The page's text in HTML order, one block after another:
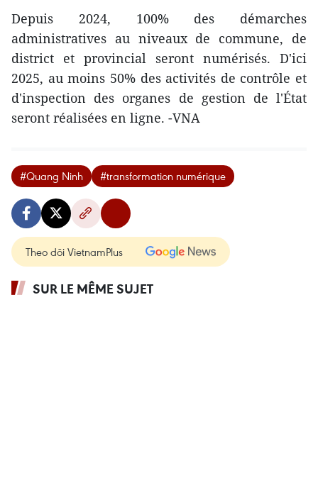
Depuis 2024, 100% des démarches
administratives au niveaux de commune, de
district et provincial seront numérisés. D'ici
2025, au moins 50% des activités de contrôle et
d'inspection des organes de gestion de l'État
seront réalisées en ligne. -VNA
#Quang Ninh #transformation numérique
Theo dõi VietnamPlus
SUR LE MÊME SUJET